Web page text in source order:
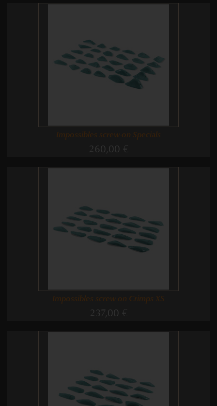
Impossibles screw-on Specials
260,00 €
Impossibles screw-on Crimps XS
237,00 €